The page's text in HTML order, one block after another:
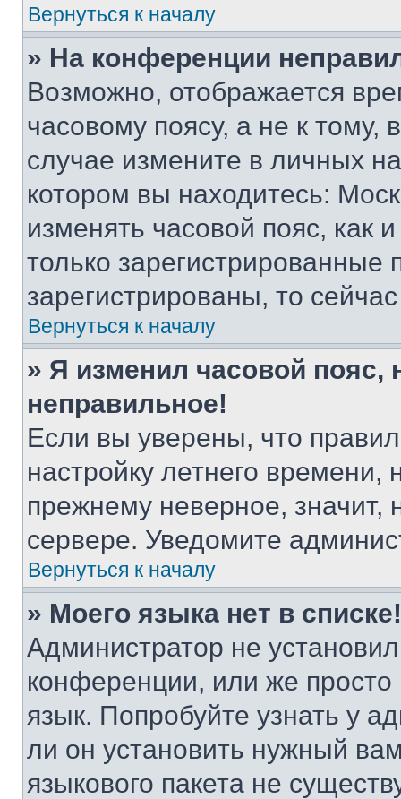
Вернуться к началу
» На конференции
Возможно, отображается
часовому поясу, а не к тому,
случае измените в личных
котором вы находитесь:
изменять часовой пояс, как
только
зарегистрированы, то
Вернуться к началу
» Я изменил часовой пояс,
неправильное!
Если вы уверены, что
настройку летнего
прежнему неверное, значит,
сервере. Уведомите
Вернуться к началу
» Моего языка нет в списке!
Администратор не
конференции, или же
язык. Попробуйте узнать у
ли он установить нужный
языкового пакета не